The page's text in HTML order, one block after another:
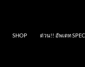
SHOP ด่วน!! อัพเดท